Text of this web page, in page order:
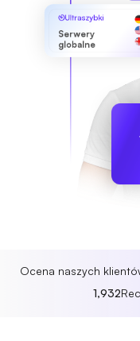
Ultraszybki
Serwery
globalne
Ocena naszych
1,932